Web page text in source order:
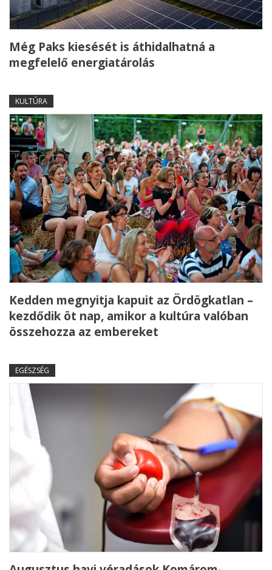
Még Paks kiesését is áthidalhatná a
megfelelő energiatárolás
KULTÚRA
Kedden megnyitja kapuit az Ördögkatlan –
kezdődik öt nap, amikor a kultúra valóban
összehozza az embereket
EGÉSZSÉG